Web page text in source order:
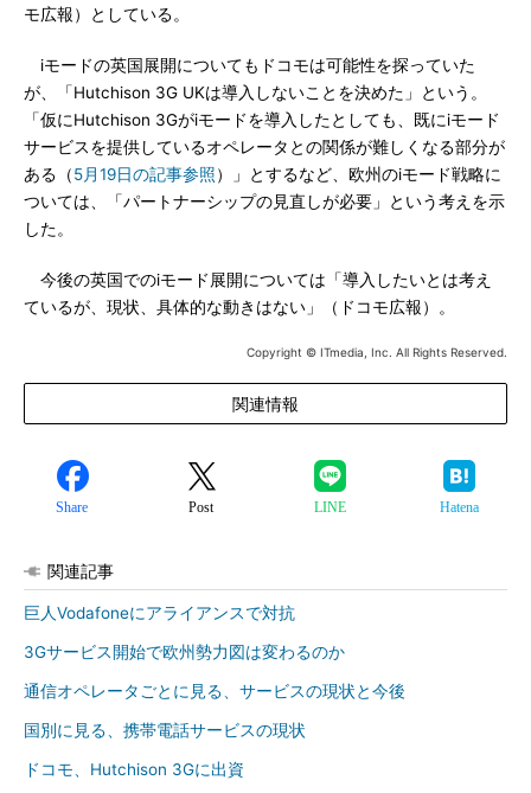
モ広報）としている。
iモードの英国展開についてもドコモは可能性を探っていた
が、「Hutchison 3G UKは導入しないことを決めた」という。
「仮にHutchison 3Gがiモードを導入したとしても、既にiモード
サービスを提供しているオペレータとの関係が難しくなる部分が
ある（5月19日の記事参照）」とするなど、欧州のiモード戦略に
ついては、「パートナーシップの見直しが必要」という考えを示
した。
今後の英国でのiモード展開については「導入したいとは考え
ているが、現状、具体的な動きはない」（ドコモ広報）。
Copyright © ITmedia, Inc. All Rights Reserved.
関連情報
Share Post LINE Hatena
関連記事
巨人Vodafoneにアライアンスで対抗
3Gサービス開始で欧州勢力図は変わるのか
通信オペレータごとに見る、サービスの現状と今後
国別に見る、携帯電話サービスの現状
ドコモ、Hutchison 3Gに出資